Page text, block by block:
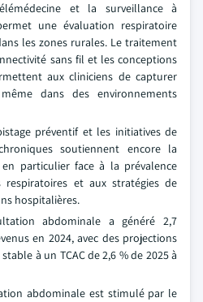
et la surveillance à
une évaluation respiratoire
les zones rurales. Le traitement
sans fil et les conceptions
aux cliniciens de capturer
dans des environnements
préventif et les initiatives de
soutiennent encore la
particulier face à la prévalence
respiratoires et aux stratégies de
hospitalières.
abdominale a généré 2,7
en 2024, avec des projections
à un TCAC de 2,6 % de 2025 à
abdominale est stimulé par le